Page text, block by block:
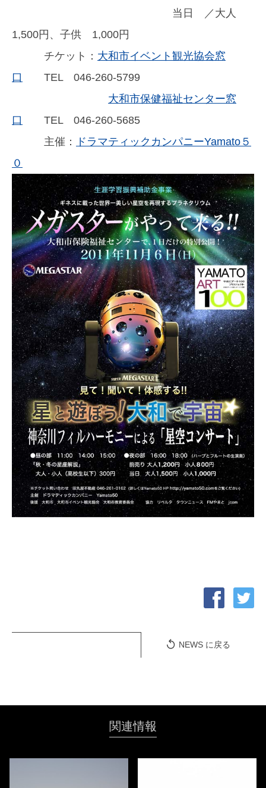
当日 ／大人
1,500円、子供 1,000円
チケット： 大和市イベント観光協会窓
口
TEL 046-260-5799
大和市保健福祉センター窓
口
TEL 046-260-5685
主催：
ドラマティックカンパニーYamato５
０
NEWS に戻る
関連情報